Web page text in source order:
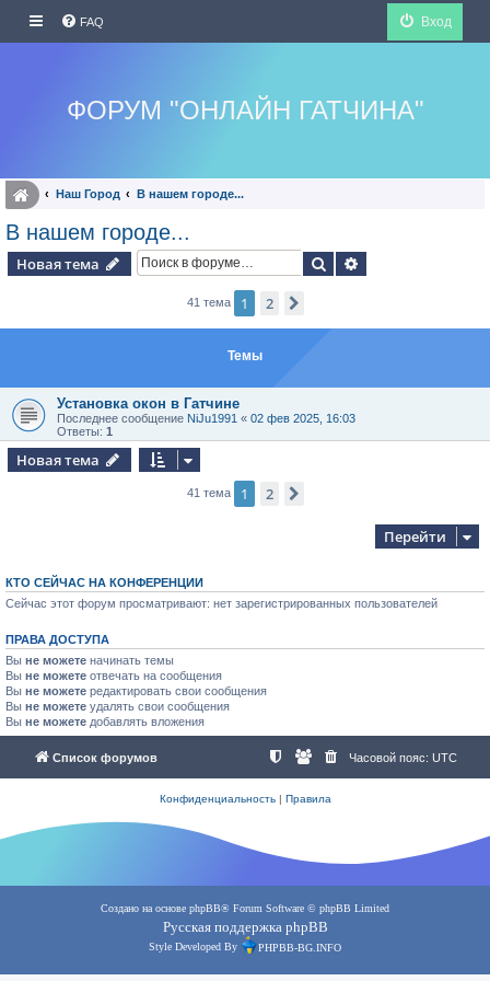
FAQ Вход
ФОРУМ "ОНЛАЙН ГАТЧИНА"
Наш Город В нашем городе...
В нашем городе...
Новая тема Поиск
41 тема 1 2
Темы
Установка окон в Гатчине
Последнее сообщение NiJu1991 « 02 фев 2025, 16:03
Ответы: 1
Новая тема
41 тема 1 2
Перейти
КТО СЕЙЧАС НА КОНФЕРЕНЦИИ
Сейчас этот форум просматривают: нет зарегистрированных пользователей
ПРАВА ДОСТУПА
Вы не можете начинать темы
Вы не можете отвечать на сообщения
Вы не можете редактировать свои сообщения
Вы не можете удалять свои сообщения
Вы не можете добавлять вложения
Список форумов Часовой пояс: UTC
Конфиденциальность| Правила
Создано на основе phpBB® Forum Software © phpBB Limited
Русская поддержка phpBB
Style Developed By PHPBB-BG.INFO